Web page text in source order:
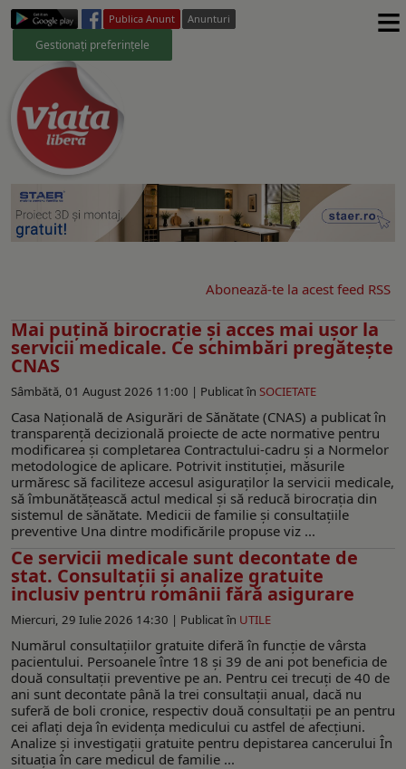
Publica Anunt Anunturi
Gestionați preferințele ≡
Abonează-te la acest feed RSS
Mai puțină birocrație și acces mai ușor la
servicii medicale. Ce schimbări pregătește
CNAS
Sâmbătă, 01 August 2026 11:00 | Publicat în SOCIETATE
Casa Națională de Asigurări de Sănătate (CNAS) a publicat în
transparență decizională proiecte de acte normative pentru
modificarea și completarea Contractului-cadru și a Normelor
metodologice de aplicare. Potrivit instituției, măsurile
urmăresc să faciliteze accesul asiguraților la servicii medicale,
să îmbunătățească actul medical și să reducă birocrația din
sistemul de sănătate. Medicii de familie și consultațiile
preventive Una dintre modificările propuse viz ...
Ce servicii medicale sunt decontate de
stat. Consultații și analize gratuite
inclusiv pentru românii fără asigurare
Miercuri, 29 Iulie 2026 14:30 | Publicat în UTILE
Numărul consultațiilor gratuite diferă în funcție de vârsta
pacientului. Persoanele între 18 și 39 de ani pot beneficia de
două consultații preventive pe an. Pentru cei trecuți de 40 de
ani sunt decontate până la trei consultații anual, dacă nu
suferă de boli cronice, respectiv două consultații pe an pentru
cei aflați deja în evidența medicului cu astfel de afecțiuni.
Analize și investigații gratuite pentru depistarea cancerului În
situația în care medicul de familie ...